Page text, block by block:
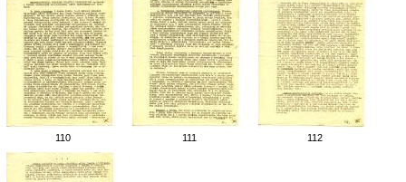
110 111 112